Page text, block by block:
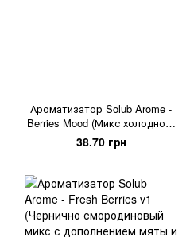
Ароматизатор Solub Arome -
Berries Mood (Микс холодного
лимона и смородины в
сочетании с клубникой и
38.70 грн